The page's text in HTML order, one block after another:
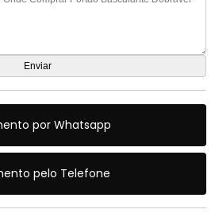
por Whatsapp
pelo Telefone